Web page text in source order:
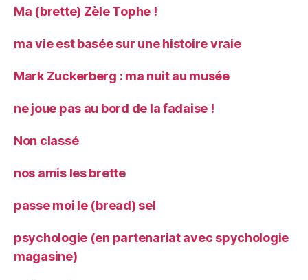
Ma (brette) Zèle Tophe !
ma vie est basée sur une histoire vraie
Mark Zuckerberg : ma nuit au musée
ne joue pas au bord de la fadaise !
Non classé
nos amis les brette
passe moi le (bread) sel
psychologie (en partenariat avec spychologie
magasine)